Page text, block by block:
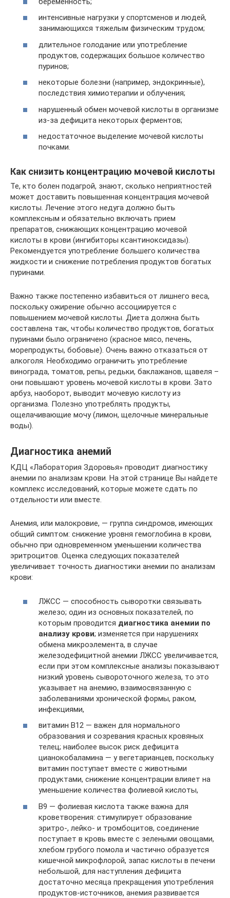
интенсивные нагрузки у спортсменов и людей,
занимающихся тяжелым физическим трудом;
длительное голодание или употребление
продуктов, содержащих большое количество
пуринов;
некоторые болезни (например, эндокринные),
последствия химиотерапии и облучения;
нарушенный обмен мочевой кислоты в организме
из-за дефицита некоторых ферментов;
недостаточное выделение мочевой кислоты
почками.
Как снизить концентрацию мочевой кислоты
Те, кто болен подагрой, знают, сколько неприятностей
может доставить повышенная концентрация мочевой
кислоты. Лечение этого недуга должно быть
комплексным и обязательно включать прием
препаратов, снижающих концентрацию мочевой
кислоты в крови (ингибиторы ксантиноксидазы).
Рекомендуется употребление большего количества
жидкости и снижение потребления продуктов богатых
пуринами.
Важно также постепенно избавиться от лишнего веса,
поскольку ожирение обычно ассоциируется с
повышением мочевой кислоты. Диета должна быть
составлена так, чтобы количество продуктов, богатых
пуринами было ограничено (красное мясо, печень,
морепродукты, бобовые). Очень важно отказаться от
алкоголя. Необходимо ограничить употребление
винограда, томатов, репы, редьки, баклажанов, щавеля –
они повышают уровень мочевой кислоты в крови. Зато
арбуз, наоборот, выводит мочевую кислоту из
организма. Полезно употреблять продукты,
ощелачивающие мочу (лимон, щелочные минеральные
воды).
Диагностика анемий
КДЦ «Лаборатория Здоровья» проводит диагностику
анемии по анализам крови. На этой странице Вы найдете
комплекс исследований, которые можете сдать по
отдельности или вместе.
Анемия, или малокровие, — группа синдромов, имеющих
общий симптом: снижение уровня гемоглобина в крови,
обычно при одновременном уменьшении количества
эритроцитов. Оценка следующих показателей
увеличивает точность диагностики анемии по анализам
крови:
ЛЖСС — способность сыворотки связывать
железо; один из основных показателей, по
которым проводится диагностика анемии по
анализу крови; изменяется при нарушениях
обмена микроэлемента, в случае
железодефицитной анемии ЛЖСС увеличивается,
если при этом комплексные анализы показывают
низкий уровень сывороточного железа, то это
указывает на анемию, взаимосвязанную с
заболеваниями хронической формы, раком,
инфекциями,
витамин B12 — важен для нормального
образования и созревания красных кровяных
телец; наиболее высок риск дефицита
цианокобаламина — у вегетарианцев, поскольку
витамин поступает вместе с животными
продуктами, снижение концентрации влияет на
уменьшение количества фолиевой кислоты,
В9 — фолиевая кислота также важна для
кроветворения: стимулирует образование
эритро-, лейко- и тромбоцитов, соединение
поступает в кровь вместе с зелеными овощами,
хлебом грубого помола и частично образуется
кишечной микрофлорой, запас кислоты в печени
небольшой, для наступления дефицита
достаточно месяца прекращения употребления
продуктов-источников, анемия развивается